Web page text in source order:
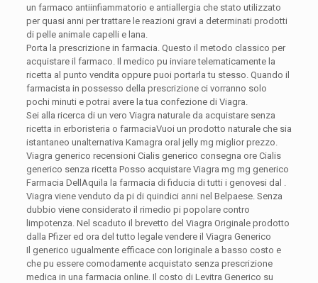
un farmaco antiinfiammatorio e antiallergia che stato utilizzato
per quasi anni per trattare le reazioni gravi a determinati prodotti
di pelle animale capelli e lana.
Porta la prescrizione in farmacia. Questo il metodo classico per
acquistare il farmaco. Il medico pu inviare telematicamente la
ricetta al punto vendita oppure puoi portarla tu stesso. Quando il
farmacista in possesso della prescrizione ci vorranno solo
pochi minuti e potrai avere la tua confezione di Viagra.
Sei alla ricerca di un vero Viagra naturale da acquistare senza
ricetta in erboristeria o farmaciaVuoi un prodotto naturale che sia
istantaneo unalternativa Kamagra oral jelly mg miglior prezzo.
Viagra generico recensioni Cialis generico consegna ore Cialis
generico senza ricetta Posso acquistare Viagra mg mg generico
Farmacia DellAquila la farmacia di fiducia di tutti i genovesi dal .
Viagra viene venduto da pi di quindici anni nel Belpaese. Senza
dubbio viene considerato il rimedio pi popolare contro
limpotenza. Nel scaduto il brevetto del Viagra Originale prodotto
dalla Pfizer ed ora del tutto legale vendere il Viagra Generico
Il generico ugualmente efficace con loriginale a basso costo e
che pu essere comodamente acquistato senza prescrizione
medica in una farmacia online. Il costo di Levitra Generico su